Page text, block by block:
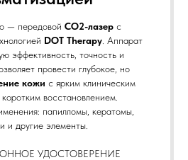
— передовой CO2-лазерс
DOT Therapy . Аппарат
эффективность, точность и
провести глубокое, но
кожи с ярким клиническим
восстановлением.
папилломы, кератомы,
и другие элементы.
УДОСТОВЕРЕНИЕ